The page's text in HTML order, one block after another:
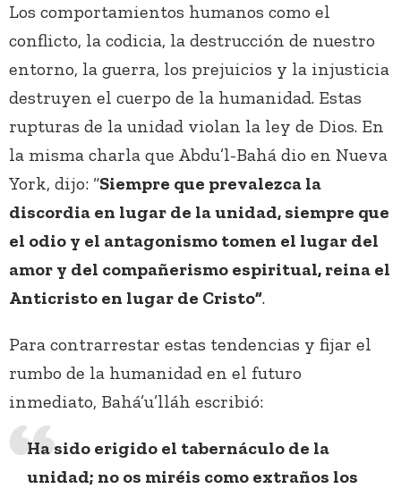
Los comportamientos humanos como el
conflicto, la codicia, la destrucción de nuestro
entorno, la guerra, los prejuicios y la injusticia
destruyen el cuerpo de la humanidad. Estas
rupturas de la unidad violan la ley de Dios. En
la misma charla que Abdu’l-Bahá dio en Nueva
York, dijo: “Siempre que prevalezca la
discordia en lugar de la unidad, siempre que
el odio y el antagonismo tomen el lugar del
amor y del compañerismo espiritual, reina el
Anticristo en lugar de Cristo”.
Para contrarrestar estas tendencias y fijar el
rumbo de la humanidad en el futuro
inmediato, Bahá’u’lláh escribió:
Ha sido erigido el tabernáculo de la
unidad; no os miréis como extraños los